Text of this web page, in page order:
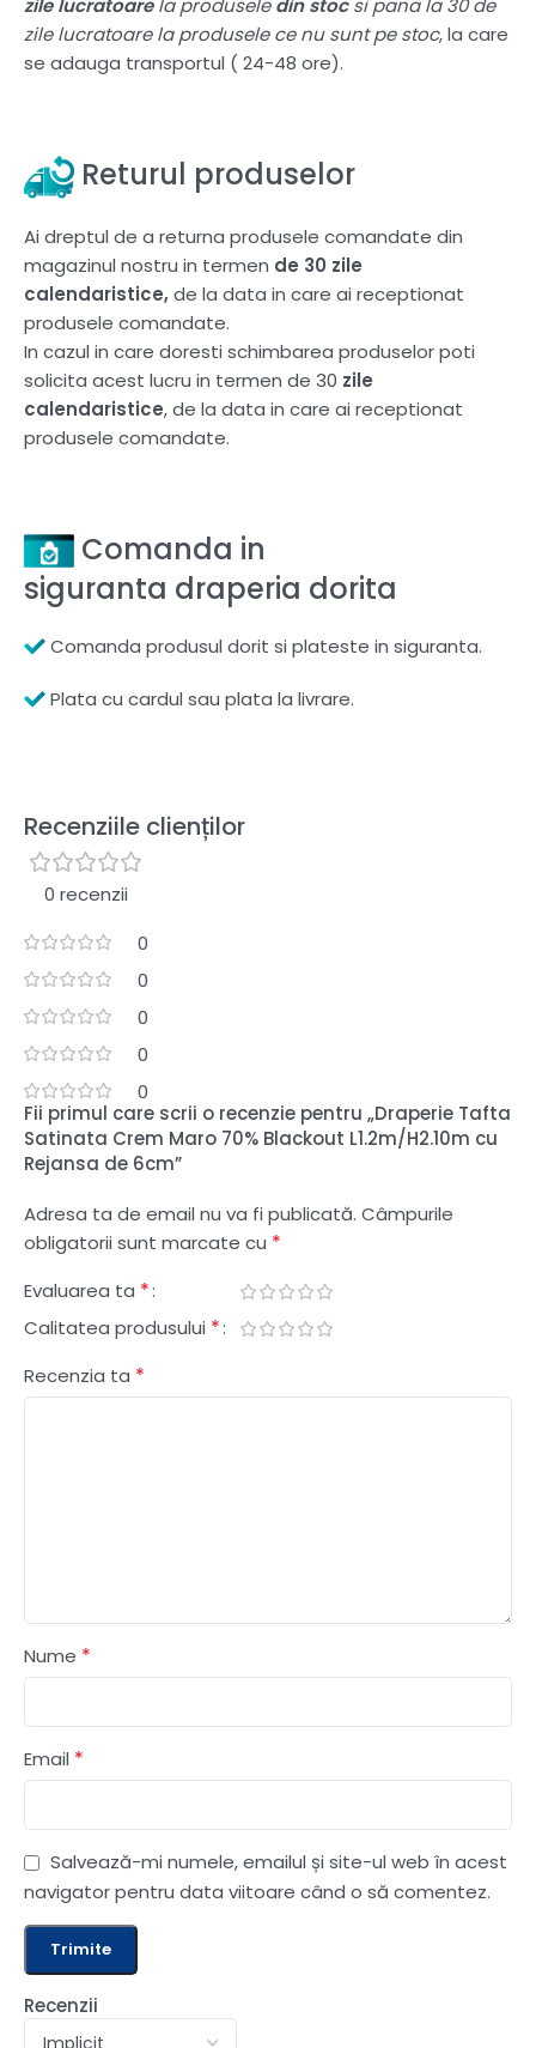
zile lucratoarela produseledin stocsi pana la 30 de
zile lucratoare la produsele ce nu sunt pe stoc, la care
se adauga transportul ( 24-48 ore).
Returul produselor
Ai dreptul de a returna produsele comandate din
magazinul nostru in termen de 30 zile
calendaristice,de la data in care ai receptionat
produsele comandate.
In cazul in care doresti schimbarea produselor poti
solicita acest lucru in termen de 30 zile
calendaristice, de la data in care ai receptionat
produsele comandate.
Comanda in
siguranta draperia dorita
Comanda produsul dorit si plateste in siguranta.
Plata cu cardul sau plata la livrare.
Recenziile clienților
0 recenzii
0
0
0
0
0
Recenzii
Fii primul care scrii o recenzie pentru „Draperie Tafta
Satinata Crem Maro 70% Blackout L1.2m/H2.10m cu
Rejansa de 6cm”
Adresa ta de email nu va fi publicată. Câmpurile
obligatorii sunt marcate cu *
Evaluarea ta *
Calitatea produsului *
Recenzia ta *
Nume *
Email *
Salvează-mi numele, emailul și site-ul web în acest
navigator pentru data viitoare când o să comentez.